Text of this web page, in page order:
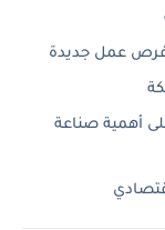
عمل جديدة
للمملكة 2030 تؤكد على أهمية صناعة